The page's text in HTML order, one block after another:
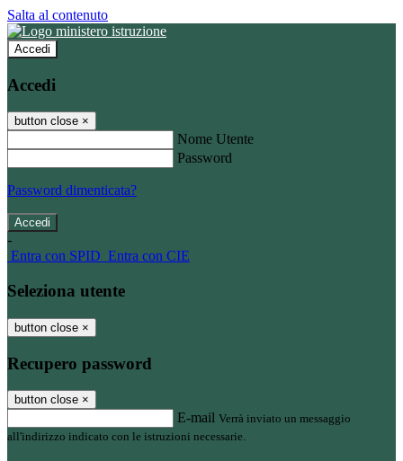
Salta al contenuto
Accedi
Accedi
button close ×
Nome Utente
Password
Password dimenticata?
-
Entra con SPID Entra con CIE
Seleziona utente
button close ×
Recupero password
button close ×
E-mail Verrà inviato un messaggio
all'indirizzo indicato con le istruzioni necessarie.